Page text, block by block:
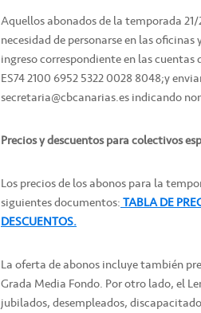
Aquellos abonados de la temporada
necesidad de personarse en las
ingreso correspondiente en las cuentas
ES74 2100 6952 5322 0028 8048;y
secretaria@cbcanarias.es indicando
Precios y descuentos para colectivos
Los precios de los abonos para la
siguientes documentos:TABLA DE
DESCUENTOS.
La oferta de abonos incluye también
Grada Media Fondo. Por otro lado, el
jubilados, desempleados,